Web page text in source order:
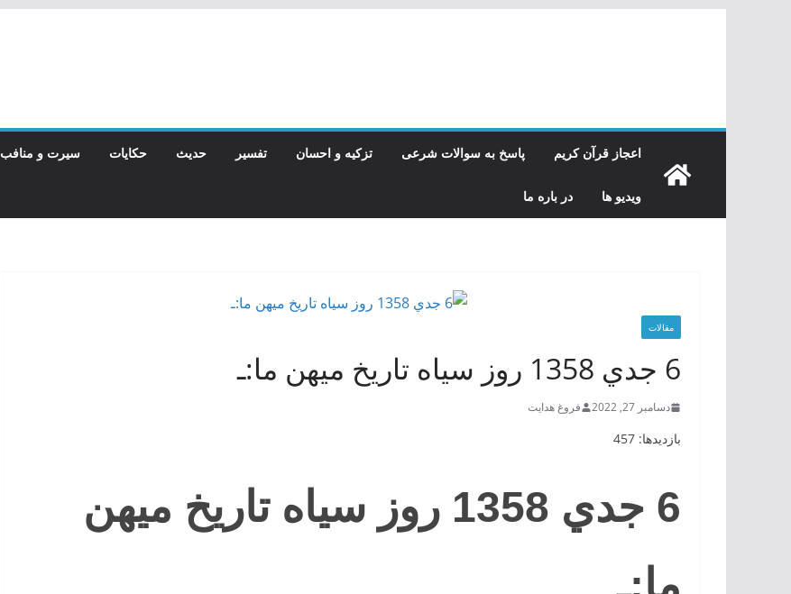
اعجاز قرآن کریم پاسخ به سوالات شرعی تزکیه و احسان تفسیر حدیث حکایات سیرت و منافب
ویدیو ها در باره ما
مقالات
6 جدي 1358 روز سياه تاريخ ميهن ما:ـ
دسامبر 27, 2022 فروغ هدایت
بازدیدها: 457
6 جدي 1358 روز سياه تاريخ ميهن